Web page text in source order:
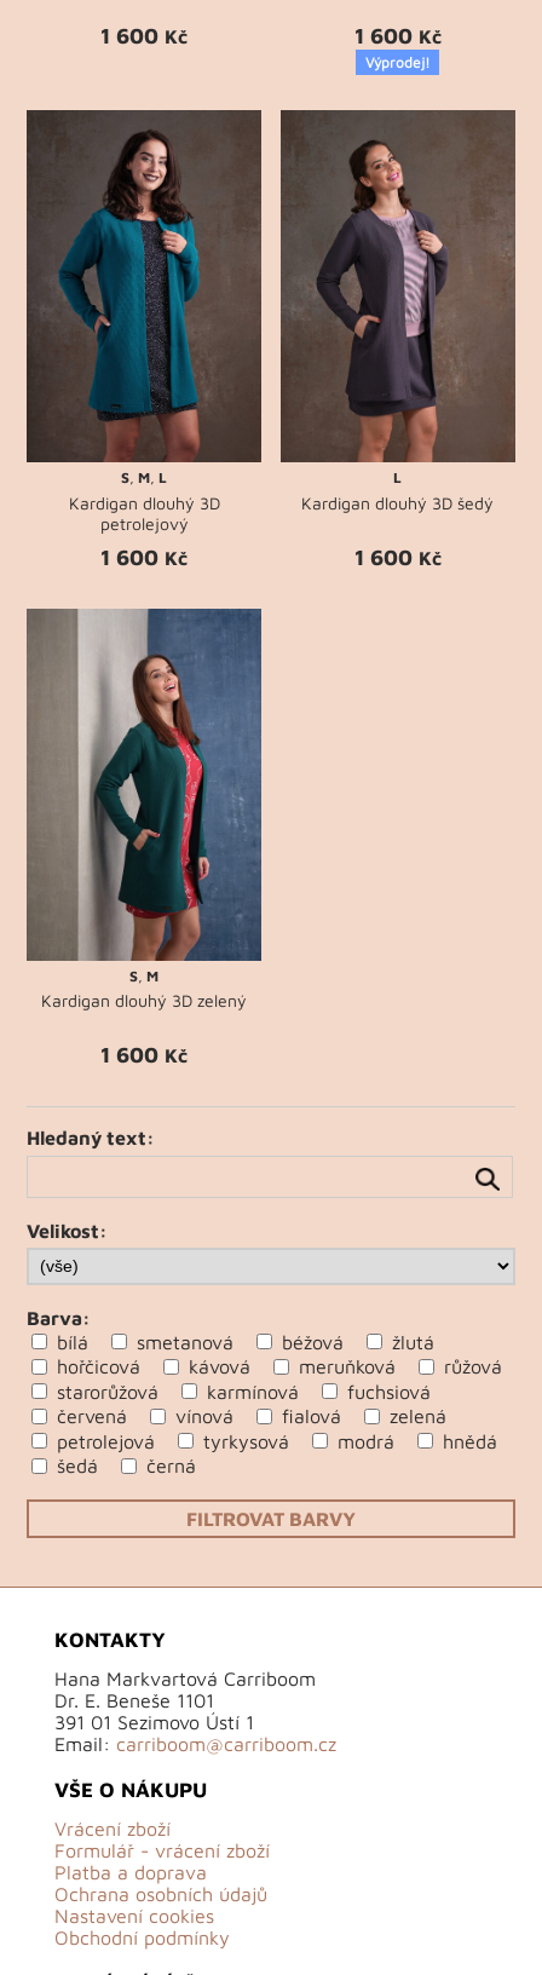
1 600 Kč 1 600 Kč
Výprodej!
S,M,L
Kardigan dlouhý 3D
petrolejový
1 600 Kč
L
Kardigan dlouhý 3D šedý
1 600 Kč
S ,M
Kardigan dlouhý 3D zelený
1 600 Kč
Hledaný text:
Velikost:
Barva:
bílá
smetanová béžová
žlutá
hořčicová
kávová meruňková
růžová
starorůžová
karmínová
fuchsiová
červená
vínová fialová
zelená
petrolejová
tyrkysová modrá
hnědá
šedá
černá
FILTROVAT BARVY
KONTAKTY
Hana Markvartová Carriboom
Dr. E. Beneše 1101
391 01 Sezimovo Ústí 1
Email: carriboom@carriboom.cz
VŠE O NÁKUPU
Vrácení zboží
Formulář - vrácení zboží
Platba a doprava
Ochrana osobních údajů
Nastavení cookies
Obchodní podmínky